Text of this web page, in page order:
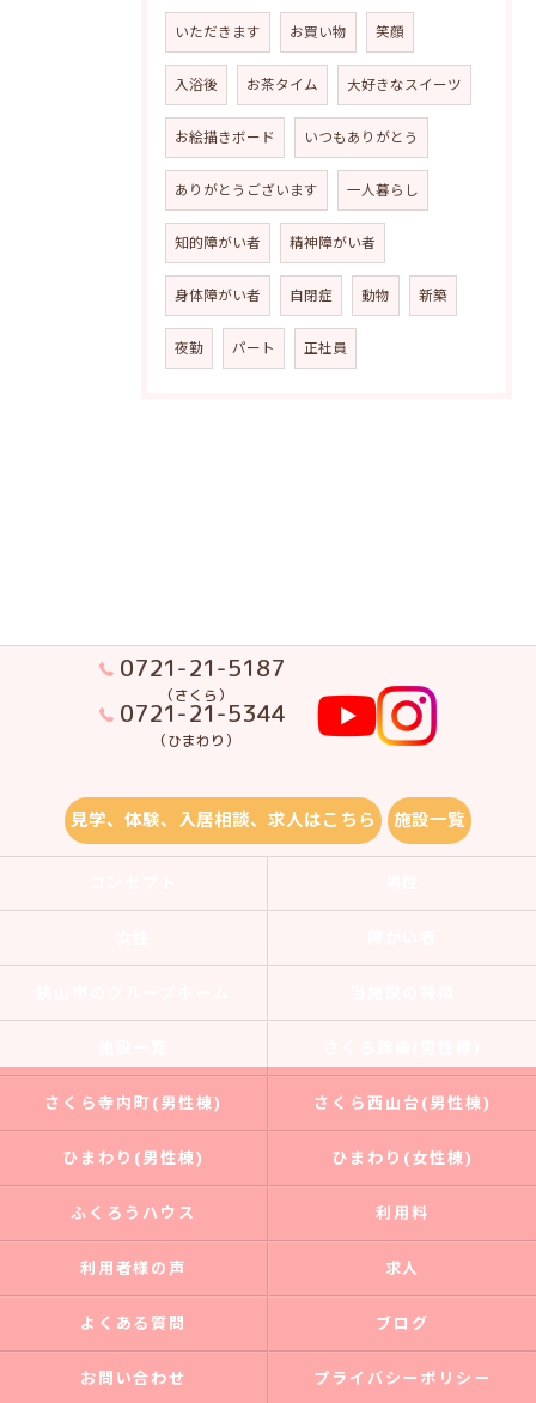
いただきます お買い物 笑顔
入浴後 お茶タイム 大好きなスイーツ
お絵描きボード いつもありがとう
ありがとうございます 一人暮らし
知的障がい者 精神障がい者
身体障がい者 自閉症 動物 新築
夜勤 パート 正社員
0721-21-5187
（さくら）
0721-21-5344
（ひまわり）
見学、体験、入居相談、求人はこちら 施設一覧
さくら寺内町(男性棟) さくら西山台(男性棟)
ひまわり(男性棟) ひまわり(女性棟)
ふくろうハウス 利用料
利用者様の声 求人
よくある質問 ブログ
お問い合わせ プライバシーポリシー